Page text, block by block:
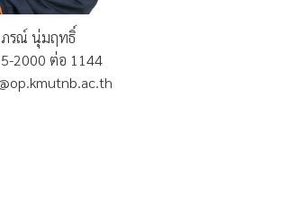
ภรณ์ นุ่มฤทธิ์
2000 ต่อ 1144